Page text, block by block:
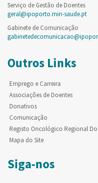
Serviço de Gestão de Doentes
geral@ipoporto.min-saude.pt
Gabinete de Comunicação
Outros Links
Emprego e Carreira
Associações de Doentes
Donativos
Comunicação
Registo Oncológico Regional
Mapa do Site
Siga-nos